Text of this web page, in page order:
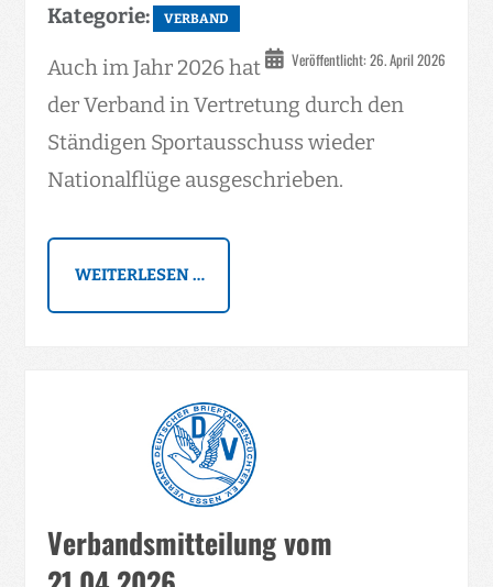
Kategorie: VERBAND
Veröffentlicht: 26. April 2026
Auch im Jahr 2026 hat
der Verband in Vertretung durch den
Ständigen Sportausschuss wieder
Nationalflüge ausgeschrieben.
WEITERLESEN …
Verbandsmitteilung vom